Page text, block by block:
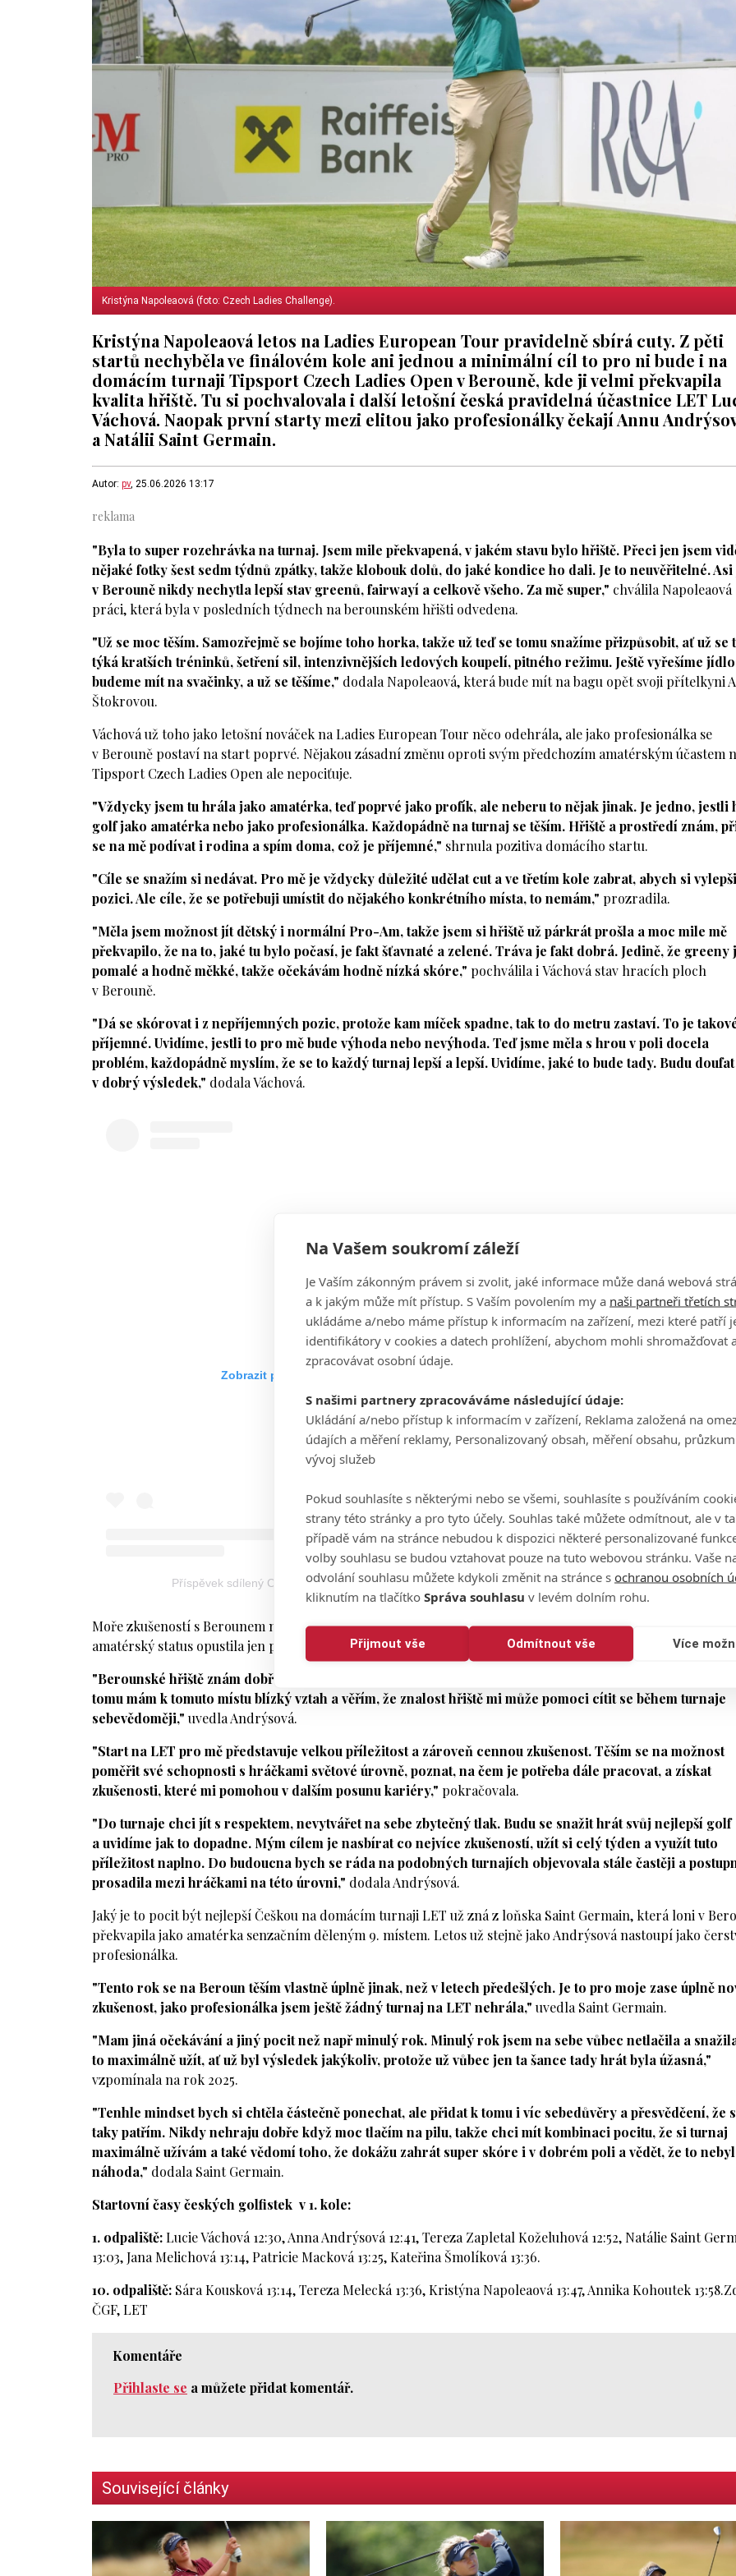
Na Vašem soukromí záleží
Je Vaším zákonným právem si zvolit, jaké informace může daná webová
a k jakým může mít přístup. S Vaším povolením my a naši partneři třetích
ukládáme a/nebo máme přístup k informacím na zařízení, mezi které patří
identifikátory v cookies a datech prohlížení, abychom mohli shromažďovat
zpracovávat osobní údaje.
S našimi partnery zpracováváme následující údaje:
Ukládání a/nebo přístup k informacím v zařízení, Reklama založená na
údajích a měření reklamy, Personalizovaný obsah, měření obsahu,
vývoj služeb
Pokud souhlasíte s některými nebo se všemi, souhlasíte s používáním
strany této stránky a pro tyto účely. Souhlas také můžete odmítnout, ale v
případě vám na stránce nebudou k dispozici některé personalizované
volby souhlasu se budou vztahovat pouze na tuto webovou stránku. Vaše
odvolání souhlasu můžete kdykoli změnit na stránce s ochranou osobních
kliknutím na tlačítko Správa souhlasu v levém dolním rohu.
Přijmout vše Odmítnout vše Více
Kristýna Napoleaová (foto: Czech Ladies Challenge).
Kristýna Napoleaová letos na Ladies European Tour pravidelně sbírá cuty. Z pěti
startů nechyběla ve finálovém kole ani jednou a minimální cíl to pro ni bude i na
domácím turnaji Tipsport Czech Ladies Open v Berouně, kde ji velmi překvapila
kvalita hřiště. Tu si pochvalovala i další letošní česká pravidelná účastnice LET
Váchová. Naopak první starty mezi elitou jako profesionálky čekají Annu
a Natálii Saint Germain.
Autor: pv, 25.06.2026 13:17
"Byla to super rozehrávka na turnaj. Jsem mile překvapená, v jakém stavu bylo hřiště. Přeci jen jsem
nějaké fotky šest sedm týdnů zpátky, takže klobouk dolů, do jaké kondice ho dali. Je to neuvěřitelné. Asi
v Berouně nikdy nechytla lepší stav greenů, fairwayí a celkově všeho. Za mě super," chválila Napoleaová
práci, která byla v posledních týdnech na berounském hřišti odvedena.
"Už se moc těším. Samozřejmě se bojíme toho horka, takže už teď se tomu snažíme přizpůsobit, ať už se
týká kratších tréninků, šetření sil, intenzivnějších ledových koupelí, pitného režimu. Ještě vyřešíme
budeme mít na svačinky, a už se těšíme," dodala Napoleaová, která bude mít na bagu opět svoji přítelkyni
Štokrovou.
Váchová už toho jako letošní nováček na Ladies European Tour něco odehrála, ale jako profesionálka se
v Berouně postaví na start poprvé. Nějakou zásadní změnu oproti svým předchozím amatérským účastem
Tipsport Czech Ladies Open ale nepociťuje.
"Vždycky jsem tu hrála jako amatérka, teď poprvé jako profík, ale neberu to nějak jinak. Je jedno, jestli
golf jako amatérka nebo jako profesionálka. Každopádně na turnaj se těším. Hřiště a prostředí znám,
se na mě podívat i rodina a spím doma, což je příjemné," shrnula pozitiva domácího startu.
"Cíle se snažím si nedávat. Pro mě je vždycky důležité udělat cut a ve třetím kole zabrat, abych si
pozici. Ale cíle, že se potřebuji umístit do nějakého konkrétního místa, to nemám," prozradila.
"Měla jsem možnost jít dětský i normální Pro-Am, takže jsem si hřiště už párkrát prošla a moc mile mě
překvapilo, že na to, jaké tu bylo počasí, je fakt šťavnaté a zelené. Tráva je fakt dobrá. Jedině, že greeny
pomalé a hodně měkké, takže očekávám hodně nízká skóre," pochválila i Váchová stav hracích ploch
v Berouně.
"Dá se skórovat i z nepříjemných pozic, protože kam míček spadne, tak to do metru zastaví. To je
příjemné. Uvidíme, jestli to pro mě bude výhoda nebo nevýhoda. Teď jsme měla s hrou v poli docela
problém, každopádně myslím, že se to každý turnaj lepší a lepší. Uvidíme, jaké to bude tady. Budu doufat
v dobrý výsledek," dodala Váchová.
Zobrazit příspěvek na Instagramu
Příspěvek sdílený Czech Golf Federation (@cesky.golf)
Moře zkušeností s Berounem má i Andrýsová. Jako profesionálka si ho ale také zahraje poprvé, když svůj
amatérský status opustila jen před několika málo týdny.
"Berounské hřiště znám dobře, protože jsem na něm odehrála spoustu kol a vždy se sem ráda vracím.
tomu mám k tomuto místu blízký vztah a věřím, že znalost hřiště mi může pomoci cítit se během turnaje
sebevědoměji," uvedla Andrýsová.
"Start na LET pro mě představuje velkou příležitost a zároveň cennou zkušenost. Těším se na možnost
poměřit své schopnosti s hráčkami světové úrovně, poznat, na čem je potřeba dále pracovat, a získat
zkušenosti, které mi pomohou v dalším posunu kariéry," pokračovala.
"Do turnaje chci jít s respektem, nevytvářet na sebe zbytečný tlak. Budu se snažit hrát svůj nejlepší golf
a uvidíme jak to dopadne. Mým cílem je nasbírat co nejvíce zkušeností, užít si celý týden a využít tuto
příležitost naplno. Do budoucna bych se ráda na podobných turnajích objevovala stále častěji a
prosadila mezi hráčkami na této úrovni," dodala Andrýsová.
Jaký je to pocit být nejlepší Češkou na domácím turnaji LET už zná z loňska Saint Germain, která loni v
překvapila jako amatérka senzačním děleným 9. místem. Letos už stejně jako Andrýsová nastoupí jako
profesionálka.
"Tento rok se na Beroun těším vlastně úplně jinak, než v letech předešlých. Je to pro moje zase úplně
zkušenost, jako profesionálka jsem ještě žádný turnaj na LET nehrála," uvedla Saint Germain.
"Mam jiná očekávání a jiný pocit než např minulý rok. Minulý rok jsem na sebe vůbec netlačila a
to maximálně užít, ať už byl výsledek jakýkoliv, protože už vůbec jen ta šance tady hrát byla úžasná,"
vzpomínala na rok 2025.
"Tenhle mindset bych si chtěla částečně ponechat, ale přidat k tomu i víc sebedůvěry a přesvědčení, že
taky patřím. Nikdy nehraju dobře když moc tlačím na pilu, takže chci mít kombinaci pocitu, že si turnaj
maximálně užívám a také vědomí toho, že dokážu zahrát super skóre i v dobrém poli a vědět, že to
náhoda," dodala Saint Germain.
Startovní časy českých golfistek v 1. kole:
1. odpaliště:Lucie Váchová 12:30, Anna Andrýsová 12:41, Tereza Zapletal Koželuhová 12:52, Natálie Saint
13:03, Jana Melichová 13:14, Patricie Macková 13:25, Kateřina Šmolíková 13:36.
10. odpaliště: Sára Kousková 13:14, Tereza Melecká 13:36, Kristýna Napoleaová 13:47, Annika Kohoutek
ČGF, LET
Komentáře
Přihlaste se a můžete přidat komentář.
Související články